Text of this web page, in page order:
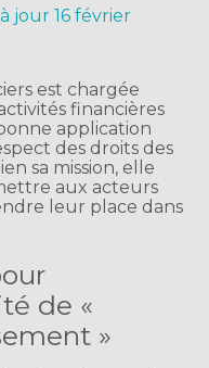
jour 16 février
est chargée
financières
application
des droits des
sa mission, elle
aux acteurs
leur place dans
de «
»